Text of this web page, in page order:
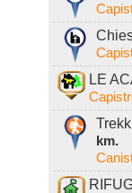
LE
km.